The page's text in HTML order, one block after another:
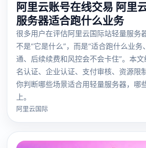
阿里云账号在线交易 阿里
服务器适合跑什么业务
很多用户在评估阿里云国际站轻量服务
不是“它是什么”，而是“适合跑什么业
通、后续续费和风控会不会卡住”。本
名认证、企业认证、支付审核、资源限
你判断哪些场景适合用轻量服务器，哪
上。
阿里云国际